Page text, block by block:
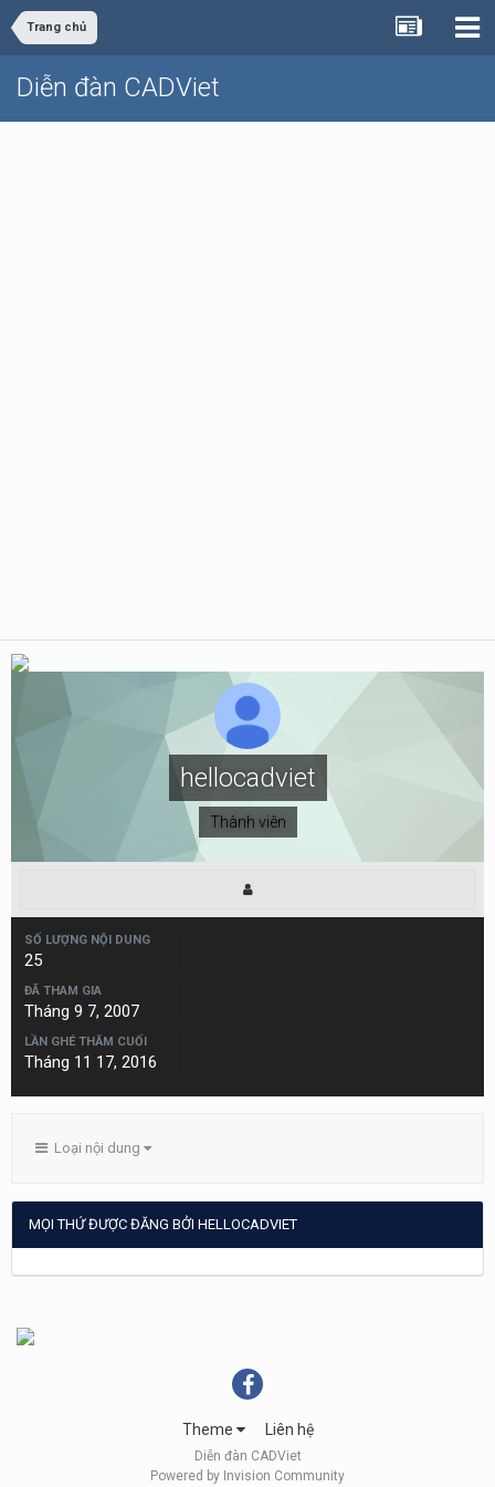
Trang chủ
Diễn đàn CADViet
hellocadviet
Thành viên
SỐ LƯỢNG NỘI DUNG
25
ĐÃ THAM GIA
Tháng 9 7, 2007
LẦN GHÉ THĂM CUỐI
Tháng 11 17, 2016
Loại nội dung
MỌI THỨ ĐƯỢC ĐĂNG BỞI HELLOCADVIET
Theme Liên hệ
Diễn đàn CADViet
Powered by Invision Community